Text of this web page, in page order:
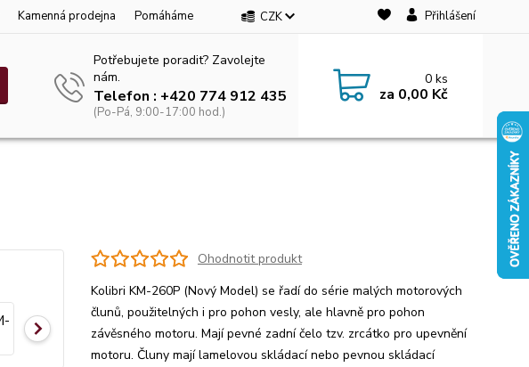
Kamenná prodejna Pomáháme CZK Přihlášení
Potřebujete poradit? Zavolejte
nám.
Telefon : +420 774 912 435
(Po-Pá, 9:00-17:00 hod.)
0ks
za 0,00 Kč
Ohodnotit produkt
Kolibri KM-260P (Nový Model) se řadí do série malých motorových
člunů, použitelných i pro pohon vesly, ale hlavně pro pohon
závěsného motoru. Mají pevné zadní čelo tzv. zrcátko pro upevnění
motoru. Čluny mají lamelovou skládací nebo pevnou skládací